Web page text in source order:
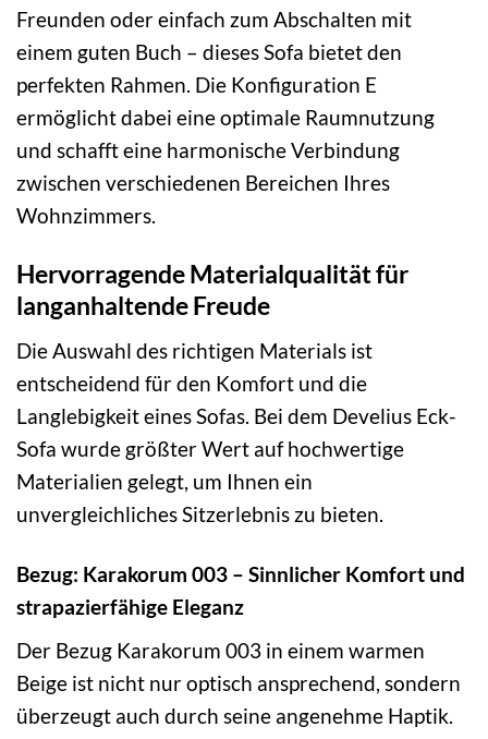
Freunden oder einfach zum Abschalten mit
einem guten Buch – dieses Sofa bietet den
perfekten Rahmen. Die Konfiguration E
ermöglicht dabei eine optimale Raumnutzung
und schafft eine harmonische Verbindung
zwischen verschiedenen Bereichen Ihres
Wohnzimmers.
Hervorragende Materialqualität für
langanhaltende Freude
Die Auswahl des richtigen Materials ist
entscheidend für den Komfort und die
Langlebigkeit eines Sofas. Bei dem Develius Eck-
Sofa wurde größter Wert auf hochwertige
Materialien gelegt, um Ihnen ein
unvergleichliches Sitzerlebnis zu bieten.
Bezug: Karakorum 003 – Sinnlicher Komfort und
strapazierfähige Eleganz
Der Bezug Karakorum 003 in einem warmen
Beige ist nicht nur optisch ansprechend, sondern
überzeugt auch durch seine angenehme Haptik.